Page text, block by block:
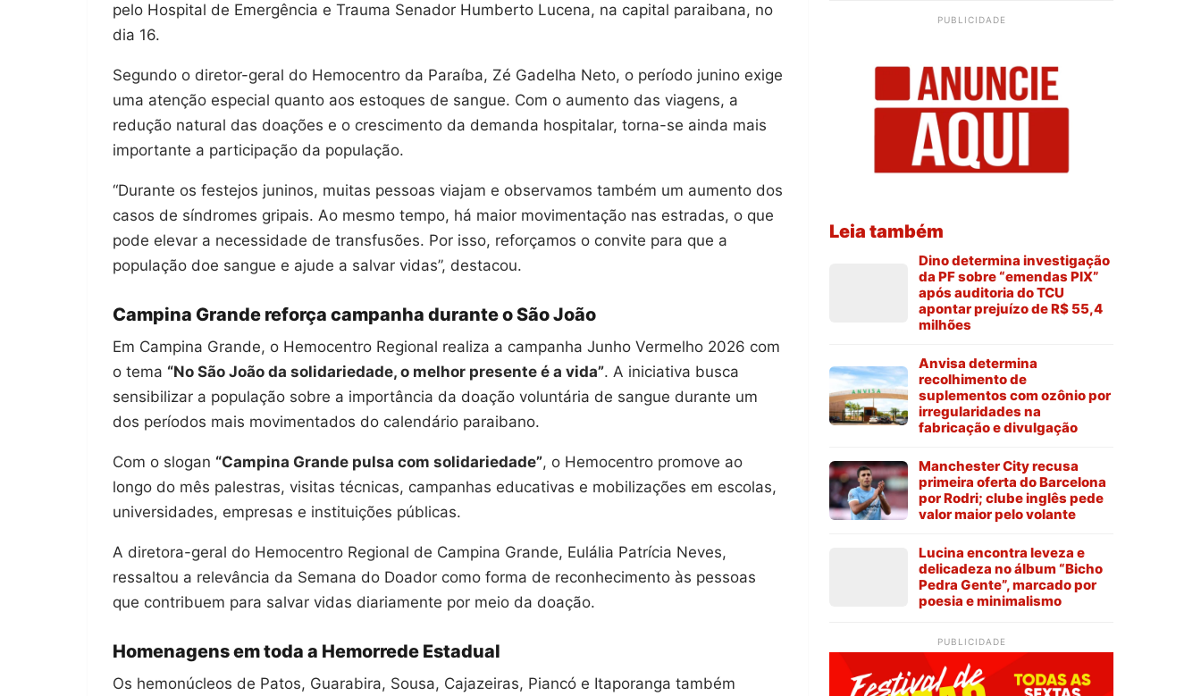
pelo Hospital de Emergência e Trauma Senador Humberto Lucena, na capital paraibana, no
dia 16.
Segundo o diretor-geral do Hemocentro da Paraíba, Zé Gadelha Neto, o período junino exige
uma atenção especial quanto aos estoques de sangue. Com o aumento das viagens, a
redução natural das doações e o crescimento da demanda hospitalar, torna-se ainda mais
importante a participação da população.
“Durante os festejos juninos, muitas pessoas viajam e observamos também um aumento dos
casos de síndromes gripais. Ao mesmo tempo, há maior movimentação nas estradas, o que
pode elevar a necessidade de transfusões. Por isso, reforçamos o convite para que a
população doe sangue e ajude a salvar vidas”, destacou.
Campina Grande reforça campanha durante o São João
Em Campina Grande, o Hemocentro Regional realiza a campanha Junho Vermelho 2026 com
o tema “No São João da solidariedade, o melhor presente é a vida”. A iniciativa busca
sensibilizar a população sobre a importância da doação voluntária de sangue durante um
dos períodos mais movimentados do calendário paraibano.
Com o slogan “Campina Grande pulsa com solidariedade”, o Hemocentro promove ao
longo do mês palestras, visitas técnicas, campanhas educativas e mobilizações em escolas,
universidades, empresas e instituições públicas.
A diretora-geral do Hemocentro Regional de Campina Grande, Eulália Patrícia Neves,
ressaltou a relevância da Semana do Doador como forma de reconhecimento às pessoas
que contribuem para salvar vidas diariamente por meio da doação.
Homenagens em toda a Hemorrede Estadual
Os hemonúcleos de Patos, Guarabira, Sousa, Cajazeiras, Piancó e Itaporanga também
PUBLICIDADE
Leia também
Dino determina investigação
da PF sobre “emendas PIX”
após auditoria do TCU
apontar prejuízo de R$ 55,4
milhões
Anvisa determina
recolhimento de
suplementos com ozônio por
irregularidades na
fabricação e divulgação
Manchester City recusa
primeira oferta do Barcelona
por Rodri; clube inglês pede
valor maior pelo volante
Lucina encontra leveza e
delicadeza no álbum “Bicho
Pedra Gente”, marcado por
poesia e minimalismo
PUBLICIDADE